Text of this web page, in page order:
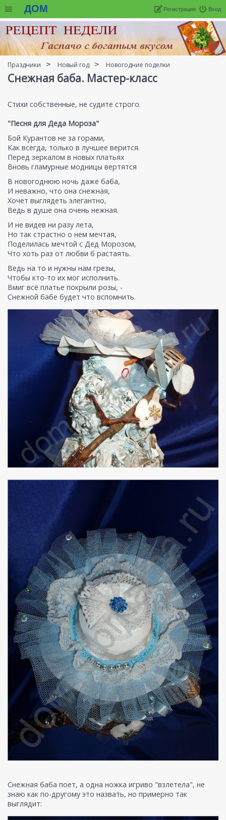
ДОМ Вход
Регистрация
Праздники Новый год Новогодние поделки
Снежная баба. Мастер-класс
Стихи собственные, не судите строго.
"Песня для Деда Мороза"
Бой Курантов не за горами,
Как всегда, только в лучшее верится.
Перед зеркалом в новых платьях
Вновь гламурные модницы вертятся
В новогоднюю ночь даже баба,
И неважно, что она снежная,
Хочет выглядеть элегантно,
Ведь в душе она очень нежная.
И не видев ни разу лета,
Но так страстно о нем мечтая,
Поделилась мечтой с Дед Морозом,
Что хоть раз от любви б растаять.
Ведь на то и нужны нам грезы,
Чтобы кто-то их мог исполнить.
Вмиг всё платье покрыли розы, -
Снежной бабе будет что вспомнить.
Снежная баба поет, а одна ножка игриво "взлетела", не
знаю как по-другому это назвать, но примерно так
выглядит: